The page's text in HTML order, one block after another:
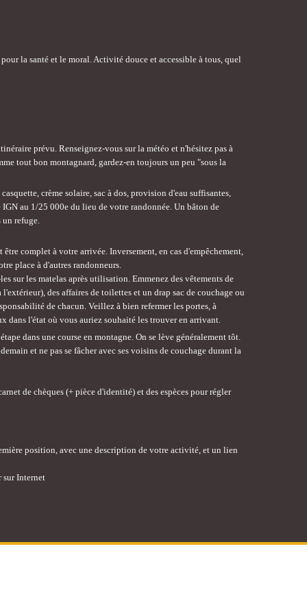
la santé et le moral. Activité douce et accessible à tous, quel
prévu. Renseignez-vous sur la météo et n'hésitez pas à
tout bon montagnard, gardez-en toujours un peu "sous la
crème solaire, sac à dos, provision d'eau suffisantes,
IGN au 1/25 000e du lieu de votre randonnée. Un bâton de
un refuge.
complet à votre arrivée. Inversement, en cas d'empêchement,
place à d'autres randonneurs.
sur les matelas après utilisation. Emmenez des vêtements de
des affaires de toilettes et un drap sac de couchage ou
de chacun. Veillez à bien refermer les portes, à
dans l'état où vous auriez souhaité les trouver en arrivant.
dans une course en montagne. On se lève généralement tôt.
et ne pas se fâcher avec ses voisins de couchage durant la
de chèques (+ pièce d'identité) et des espèces pour régler
position, avec une description de votre activité, et un lien
sur Internet